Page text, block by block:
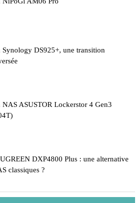
Synology DS925+, une transition
NAS ASUSTOR Lockerstor 4 Gen3
DXP4800 Plus : une alternative
classiques ?